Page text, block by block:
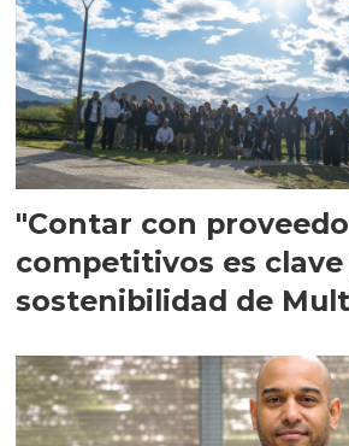
"Contar con
competitivos es clave
sostenibilidad de